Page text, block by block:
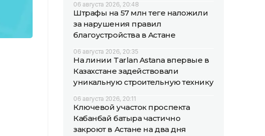
06 августа 2026, 20:48
Штрафы на 57 млн теңге наложили
за нарушения правил
благоустройства в Астане
06 августа 2026, 20:35
На линии Tarlan Astana впервые в
Казахстане задействовали
уникальную строительную технику
06 августа 2026, 20:11
Ключевой участок проспекта
Кабанбай батыра частично
закроют в Астане на два дня